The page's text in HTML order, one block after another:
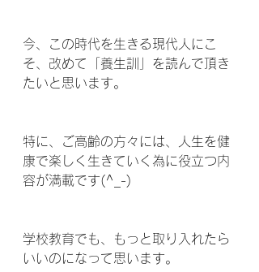
今、この時代を生きる現代人にこ
そ、改めて「養生訓」を読んで頂き
たいと思います。
特に、ご高齢の方々には、人生を健
康で楽しく生きていく為に役立つ内
容が満載です(^_-)
学校教育でも、もっと取り入れたら
いいのになって思います。